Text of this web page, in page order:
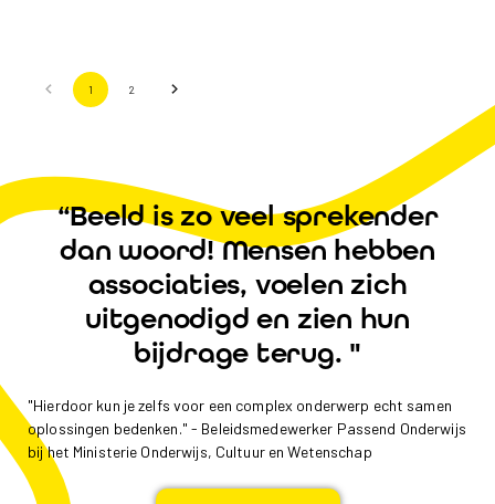
1 2
“Beeld is zo veel sprekender
dan woord! Mensen hebben
associaties, voelen zich
uitgenodigd en zien hun
bijdrage terug. "
"Hierdoor kun je zelfs voor een complex onderwerp echt samen
oplossingen bedenken." - Beleidsmedewerker Passend Onderwijs
bij het Ministerie Onderwijs, Cultuur en Wetenschap